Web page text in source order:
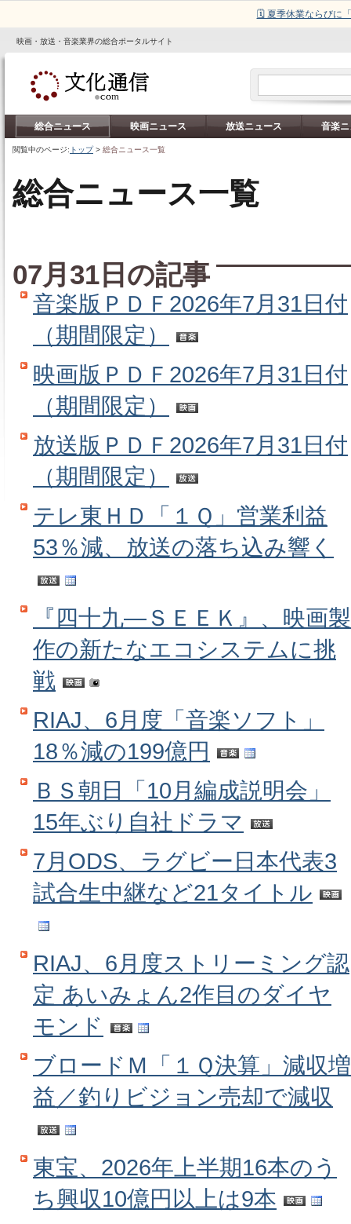
🗓️ 夏季休業ならびに
映画・放送・音楽業界の総合ポータルサイト
総合ニュース 映画ニュース 放送ニュース 音楽
閲覧中のページ: トップ> 総合ニュース一覧
総合ニュース一覧
07月31日の記事
音楽版ＰＤＦ2026年7月31日付
（期間限定）
映画版ＰＤＦ2026年7月31日付
（期間限定）
放送版ＰＤＦ2026年7月31日付
（期間限定）
テレ東ＨＤ「１Ｑ」営業利益
53％減、放送の落ち込み響く
『四十九―ＳＥＥＫ』、映画製
作の新たなエコシステムに挑
戦
RIAJ、6月度「音楽ソフト」
18％減の199億円
ＢＳ朝日「10月編成説明会」
15年ぶり自社ドラマ
7月ODS、ラグビー日本代表3
試合生中継など21タイトル
RIAJ、6月度ストリーミング認
定 あいみょん2作目のダイヤ
モンド
ブロードＭ「１Ｑ決算」減収増
益／釣りビジョン売却で減収
東宝、2026年上半期16本のう
ち興収10億円以上は9本